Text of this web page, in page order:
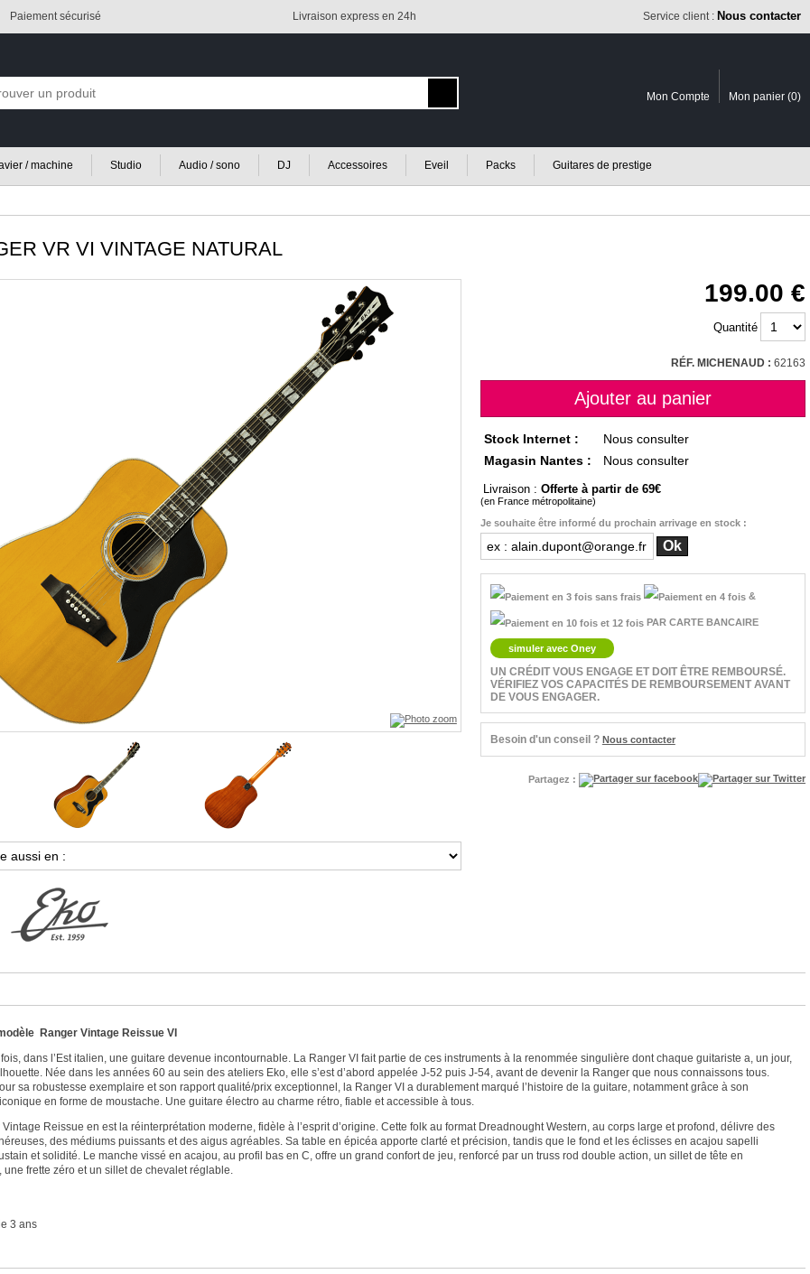
Paiement sécurisé Livraison express en 24h Service client : Nous contacter
Mon Compte Mon panier (0)
/ machine Studio Audio / sono DJ Accessoires Eveil Packs Guitares de prestige
VR VI VINTAGE NATURAL
199.00
Quantité
RÉF. MICHENAUD : 62163
Stock Internet :
Nous consulter
Magasin Nantes :
Nous consulter
Livraison : Offerte à partir de 69
(en France métropolitaine)
Je souhaite être informé du prochain arrivage en stock :
&
PAR CARTE BANCAIRE
simuler avec Oney
UN CRÉDIT VOUS ENGAGE ET DOIT ÊTRE REMBOURSÉ.
VÉRIFIEZ VOS CAPACITÉS DE REMBOURSEMENT AVANT
DE VOUS ENGAGER.
Besoin d'un conseil ? Nous contacter
Partagez :
Ranger Vintage Reissue VI
fois, dans l’Est italien, une guitare devenue incontournable. La Ranger VI fait partie de ces instruments à la renommée singulière dont chaque guitariste a, un jour,
Née dans les années 60 au sein des ateliers Eko, elle s’est d’abord appelée J-52 puis J-54, avant de devenir la Ranger que nous connaissons tous.
sa robustesse exemplaire et son rapport qualité/prix exceptionnel, la Ranger VI a durablement marqué l’histoire de la guitare, notamment grâce à son
en forme de moustache. Une guitare électro au charme rétro, fiable et accessible à tous.
Vintage Reissue en est la réinterprétation moderne, fidèle à l’esprit d’origine. Cette folk au format Dreadnought Western, au corps large et profond, délivre des
des médiums puissants et des aigus agréables. Sa table en épicéa apporte clarté et précision, tandis que le fond et les éclisses en acajou sapelli
et solidité. Le manche vissé en acajou, au profil bas en C, offre un grand confort de jeu, renforcé par un truss rod double action, un sillet de tête en
une frette zéro et un sillet de chevalet réglable.
3 ans